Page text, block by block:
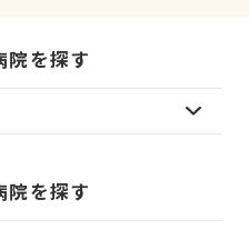
院を探す
院を探す